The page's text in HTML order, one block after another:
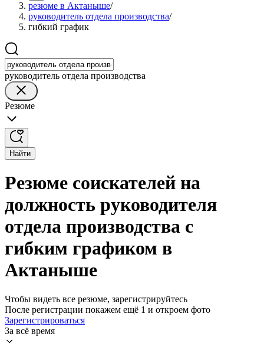
резюме в Актаныше/
руководитель отдела производства/
гибкий график
руководитель отдела производства
Резюме
Найти
Резюме соискателей на
должность руководителя
отдела производства с
гибким графиком в
Актаныше
Чтобы видеть все резюме, зарегистрируйтесь
После регистрации покажем ещё 1 и откроем фото
Зарегистрироваться
За всё время